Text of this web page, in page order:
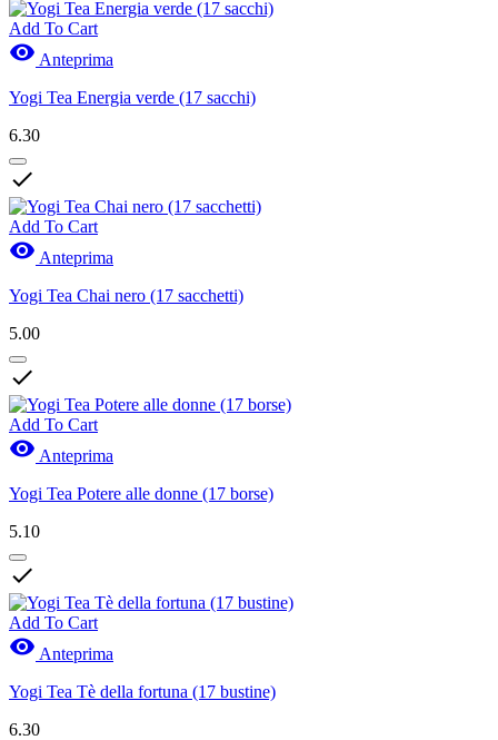
Add To Cart
 Anteprima
Yogi Tea Energia verde (17 sacchi)
6.30

Add To Cart
 Anteprima
Yogi Tea Chai nero (17 sacchetti)
5.00

Add To Cart
 Anteprima
Yogi Tea Potere alle donne (17 borse)
5.10

Add To Cart
 Anteprima
Yogi Tea Tè della fortuna (17 bustine)
6.30